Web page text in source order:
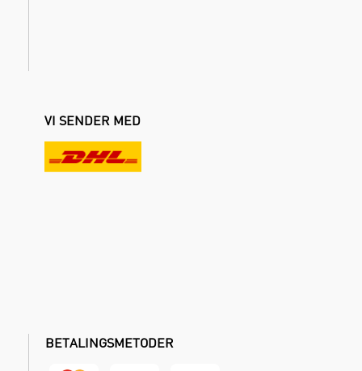
VI SENDER MED
BETALINGSMETODER